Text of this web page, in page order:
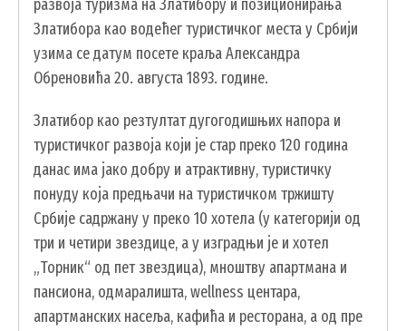
ПОДНОШЕЊЕ ЗАХТЕВА УРБАНИЗАМ
ГИС ЧАЈЕТИНА
ПОСТАВИТЕ НАМ ПИТАЊЕ
ДОКУМЕНТА
КОНТАКТИ
ЗАПОСЛЕНИ У ОПШТИНСКОЈ УПРАВИ
ВАЖНИ ТЕЛЕФОНИ
ПОСТАВИТЕ ПИТАЊЕ
развоја туризма на Златибору и позиционирања
Златибора као водећег туристичког места у Србији
узима се датум посете краља Александра
Обреновића 20. августа 1893. године.
Златибор као резтултат дугогодишњих напора и
туристичког развоја који је стар преко 120 година
данас има јако добру и атрактивну, туристичку
понуду која предњачи на туристичком тржишту
Србије садржану у преко 10 хотела (у категорији од
три и четири звездице, а у изградњи је и хотел
„Торник“ од пет звездица), мноштву апартмана и
пансиона, одмаралишта, wellness центара,
апартманских насеља, кафића и ресторана, а од пре